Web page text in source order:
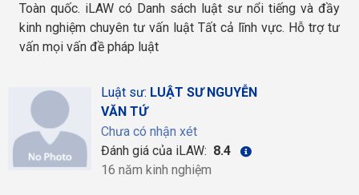
Toàn quốc. iLAW có Danh sách luật sư nổi tiếng và đầy
kinh nghiệm chuyên tư vấn luật Tất cả lĩnh vực. Hỗ trợ tư
vấn mọi vấn đề pháp luật
Luật sư: LUẬT SƯ NGUYỄN
VĂN TỨ
Chưa có nhận xét
Đánh giá của iLAW: 8.4
16 năm kinh nghiệm